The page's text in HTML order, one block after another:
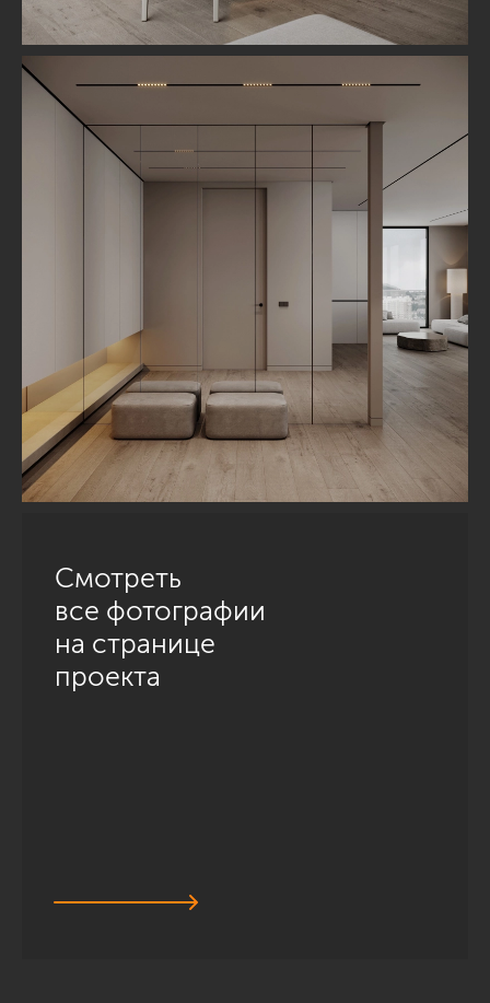
Смотреть
все фотографии
на странице
проекта